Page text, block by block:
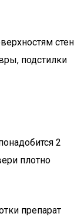
стен
подстилки
2
плотно
препарат